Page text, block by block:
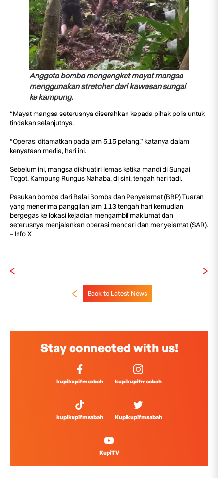
Anggota bomba mengangkat mayat mangsa
menggunakan stretcher dari kawasan sungai
ke kampung.
“Mayat mangsa seterusnya diserahkan kepada pihak polis untuk
tindakan selanjutnya.
“Operasi ditamatkan pada jam 5.15 petang,” katanya dalam
kenyataan media, hari ini.
Sebelum ini, mangsa dikhuatiri lemas ketika mandi di Sungai
Togot, Kampung Rungus Nahaba, di sini, tengah hari tadi.
Pasukan bomba dari Balai Bomba dan Penyelamat (BBP) Tuaran
yang menerima panggilan jam 1.13 tengah hari kemudian
bergegas ke lokasi kejadian mengambil maklumat dan
seterusnya menjalankan operasi mencari dan menyelamat (SAR).
– Info X
Back to Latest News
Stay connected with us!
kupikupifmsabah kupikupifmsabah
kupikupifmsabah Kupikupifmsabah
KupiTV